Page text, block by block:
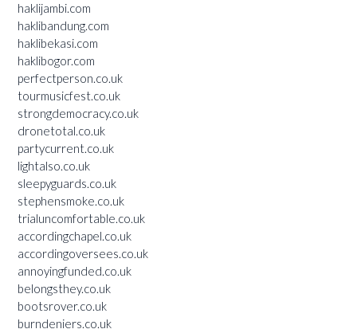
haklijambi.com
haklibandung.com
haklibekasi.com
haklibogor.com
perfectperson.co.uk
tourmusicfest.co.uk
strongdemocracy.co.uk
dronetotal.co.uk
partycurrent.co.uk
lightalso.co.uk
sleepyguards.co.uk
stephensmoke.co.uk
trialuncomfortable.co.uk
accordingchapel.co.uk
accordingoversees.co.uk
annoyingfunded.co.uk
belongsthey.co.uk
bootsrover.co.uk
burndeniers.co.uk